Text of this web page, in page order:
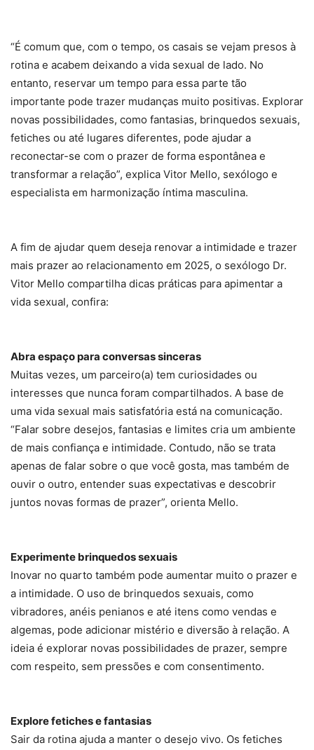
“É comum que, com o tempo, os casais se vejam presos à
rotina e acabem deixando a vida sexual de lado. No
entanto, reservar um tempo para essa parte tão
importante pode trazer mudanças muito positivas. Explorar
novas possibilidades, como fantasias, brinquedos sexuais,
fetiches ou até lugares diferentes, pode ajudar a
reconectar-se com o prazer de forma espontânea e
transformar a relação”, explica Vitor Mello, sexólogo e
especialista em harmonização íntima masculina.
A fim de ajudar quem deseja renovar a intimidade e trazer
mais prazer ao relacionamento em 2025, o sexólogo Dr.
Vitor Mello compartilha dicas práticas para apimentar a
vida sexual, confira:
Abra espaço para conversas sinceras
Muitas vezes, um parceiro(a) tem curiosidades ou
interesses que nunca foram compartilhados. A base de
uma vida sexual mais satisfatória está na comunicação.
“Falar sobre desejos, fantasias e limites cria um ambiente
de mais confiança e intimidade. Contudo, não se trata
apenas de falar sobre o que você gosta, mas também de
ouvir o outro, entender suas expectativas e descobrir
juntos novas formas de prazer”, orienta Mello.
Experimente brinquedos sexuais
Inovar no quarto também pode aumentar muito o prazer e
a intimidade. O uso de brinquedos sexuais, como
vibradores, anéis penianos e até itens como vendas e
algemas, pode adicionar mistério e diversão à relação. A
ideia é explorar novas possibilidades de prazer, sempre
com respeito, sem pressões e com consentimento.
Explore fetiches e fantasias
Sair da rotina ajuda a manter o desejo vivo. Os fetiches